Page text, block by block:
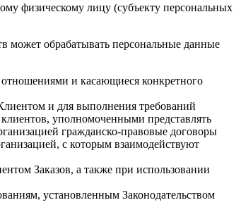
физическому лицу (субъекту персональных
может обрабатывать персональные данные
и касающиеся конкретного
и для выполнения требований
уполномоченными представлять
гражданско-правовые договоры
с которым взаимодействуют
Заказов, а также при использовании
установленным Законодательством